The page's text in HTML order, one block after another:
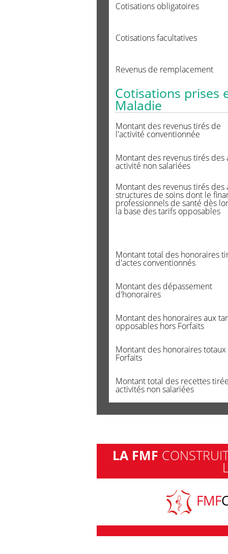
Cotisations obligatoires
Cotisations facultatives
Revenus de remplacement
Cotisations prises
Maladie
Montant des revenus tirés de
l'activité conventionnée
Montant des revenus tirés des
activité non salariées
Montant des revenus tirés des
structures de soins dont le
professionnels de santé dès
la base des tarifs opposables
Montant total des honoraires
d'actes conventionnés
Montant des dépassement
d'honoraires
Montant des honoraires aux
opposables hors Forfaits
Montant des honoraires totaux
Forfaits
Montant total des recettes
activités non salariées
LA FMF
FMF